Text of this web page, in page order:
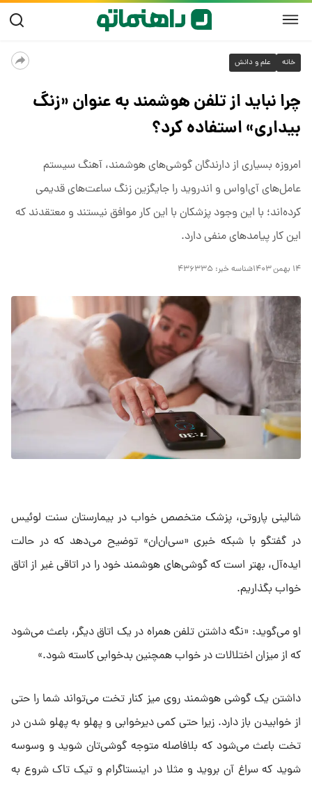
خانه علم و دانش
چرا نباید از تلفن هوشمند به عنوان «زنگ‌
بیداری» استفاده کرد؟
امروزه بسیاری از دارندگان گوشی‌های هوشمند، آهنگ سیستم
عامل‌های آی‌اواس و اندروید را جایگزین زنگ ساعت‌های قدیمی
کرده‌اند؛ با این وجود پزشکان با این کار موافق نیستند و معتقدند که
این کار پیامدهای منفی دارد.
۱۴ بهمن ۱۴۰۳ شناسه خبر: ۴۳۶۳۳۵
شالینی پاروتی، پزشک متخصص خواب در بیمارستان سنت لوئیس
در گفتگو با شبکه خبری «سی‌ان‌ان» توضیح می‌دهد که در حالت
ایده‌آل، بهتر است که گوشی‌های هوشمند خود را در اتاقی غیر از اتاق
خواب بگذاریم.
او می‌گوید: «نگه داشتن تلفن همراه در یک اتاق دیگر، باعث می‌شود
که از میزان اختلالات در خواب همچنین بدخوابی کاسته شود.»
داشتن یک گوشی هوشمند روی میز کنار تخت می‌تواند شما را حتی
از خوابیدن باز دارد. زیرا حتی کمی دیرخوابی و پهلو به پهلو شدن در
تخت باعث می‌شود که بلافاصله متوجه گوشی‌تان شوید و وسوسه
شوید که سراغ آن بروید و مثلا در اینستاگرام و تیک تاک شروع به